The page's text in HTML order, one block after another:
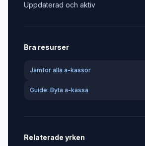
Uppdaterad och aktiv
Bra resurser
Jämför alla a-kassor
Guide: Byta a-kassa
Relaterade yrken